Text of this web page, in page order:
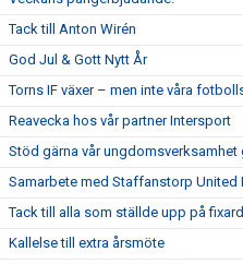
Tack till Anton Wirén
God Jul & Gott Nytt År
Torns IF växer – men inte våra
Reavecka hos vår partner Intersport
Stöd gärna vår ungdomsverksamhet
Samarbete med Staffanstorp United
Tack till alla som ställde upp på
Kallelse till extra årsmöte